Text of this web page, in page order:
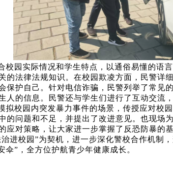
校园实际情况和学生特点，以通俗易懂的语
的法律法规知识。在校园欺凌方面，民警详
保护自己。针对电信诈骗，民警列举了常见
人的信息。民警还与学生们进行了互动交流
拟校园内突发暴力事件的场景，传授应对校
的问题和不足，并提出了改进意见。也现场
应对策略，让大家进一步掌握了反恐防暴的
进校园”为契机，进一步深化警校合作机制
伞”，全方位护航青少年健康成长。